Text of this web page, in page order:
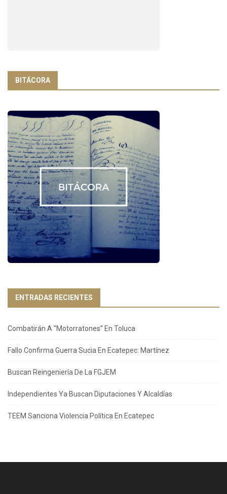
BITÁCORA
ENTRADAS RECIENTES
Combatirán A “Motorratones” En Toluca
Fallo Confirma Guerra Sucia En Ecatepec: Martínez
Buscan Reingeniería De La FGJEM
Independientes Ya Buscan Diputaciones Y Alcaldías
TEEM Sanciona Violencia Política En Ecatepec